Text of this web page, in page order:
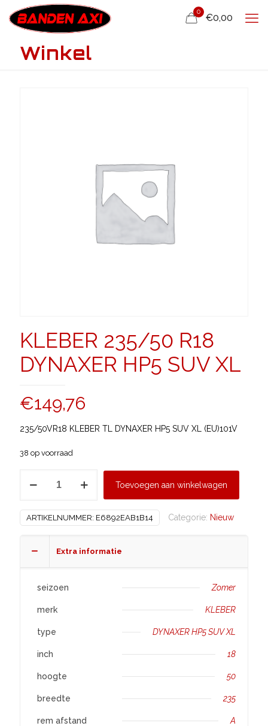
0
€0,00
Winkel
KLEBER 235/50 R18
DYNAXER HP5 SUV XL
€149,76
235/50VR18 KLEBER TL DYNAXER HP5 SUV XL (EU)101V
38 op voorraad
DYNAXER
SUV
Toevoegen aan winkelwagen
ARTIKELNUMMER: E6892EAB1B14 Categorie: Nieuw
Extra informatie
seizoen Zomer
merk KLEBER
type DYNAXER HP5 SUV XL
inch 18
hoogte 50
breedte 235
rem afstand A